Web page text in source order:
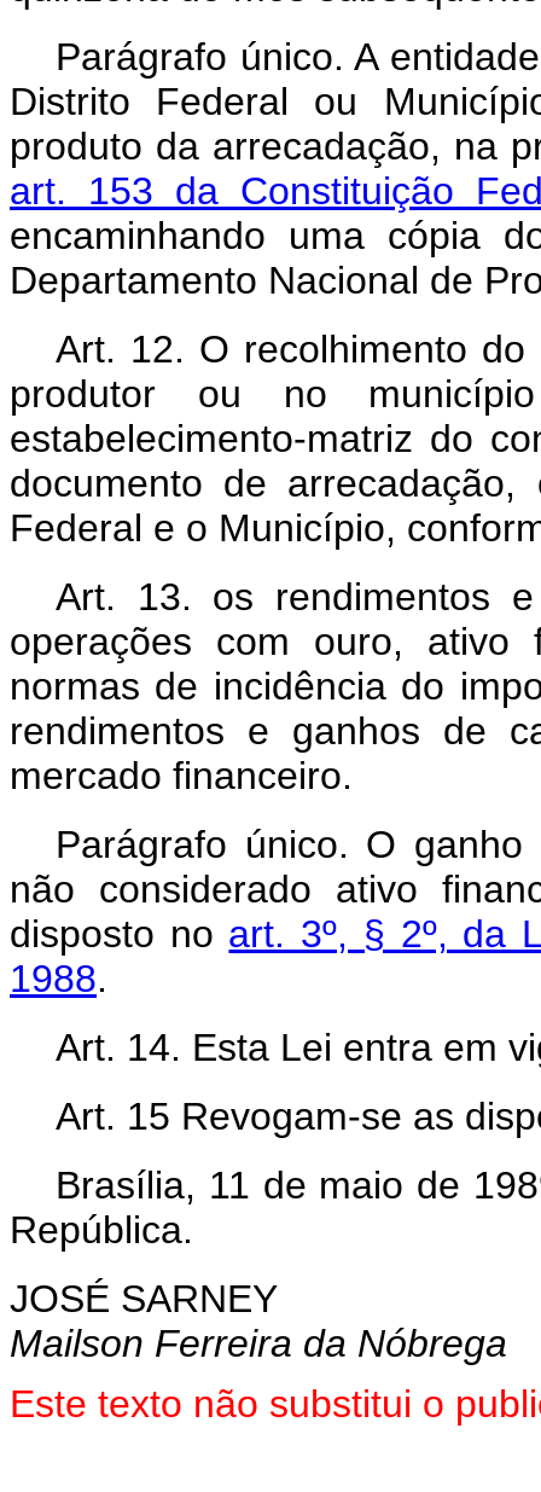
Parágrafo único. A
Distrito Federal ou
produto da arrecadação, na
art. 153 da Constituição
encaminhando uma cópia
Departamento Nacional de
Art. 12. O recolhimento
produtor ou no
estabelecimento-matriz do
documento de
Federal e o Município,
Art. 13. os rendimentos
operações com ouro, ativo
normas de incidência do
rendimentos e ganhos de
mercado financeiro.
Parágrafo único. O
não considerado ativo
disposto no art. 3º, § 2º, da
1988.
Art. 14. Esta Lei entra em
Art. 15 Revogam-se as
Brasília, 11 de maio de
República.
JOSÉ SARNEY
Mailson Ferreira da Nóbrega
Este texto não substitui o